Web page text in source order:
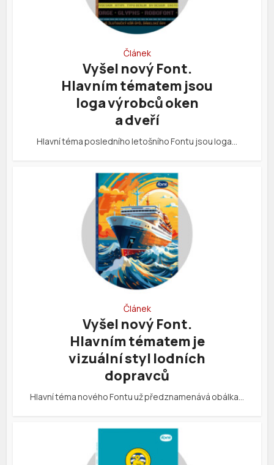
Článek
Vyšel nový Font.
Hlavním tématem jsou
loga výrobců oken
a dveří
Hlavní téma posledního letošního Fontu jsou loga…
Článek
Vyšel nový Font.
Hlavním tématem je
vizuální styl lodních
dopravců
Hlavní téma nového Fontu už předznamenává obálka…